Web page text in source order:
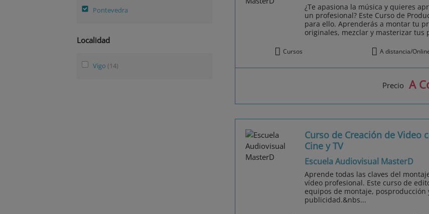
Pontevedra
Localidad
Vigo (14)
¿Te apasiona la música y quieres
un profesional? Este Curso de
para ello. Aprenderás a montar tu
originales, mezclar y masterizar tus
Cursos A distancia/
Precio A
Curso de Creación de Video
Cine y TV
Escuela Audiovisual MasterD
Aprende todas las claves del
vídeo profesional. Este curso de
equipos de montaje,
publicidad.&nbs...